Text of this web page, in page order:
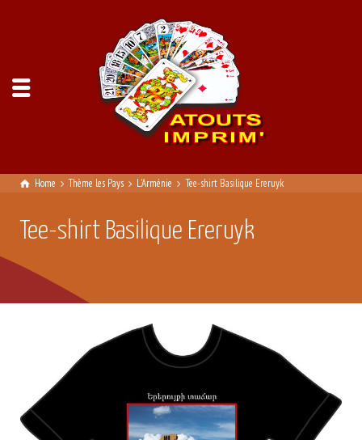
Home Thème les Pays L'Arménie Tee-shirt Basilique Ereruyk
Tee-shirt Basilique Ereruyk